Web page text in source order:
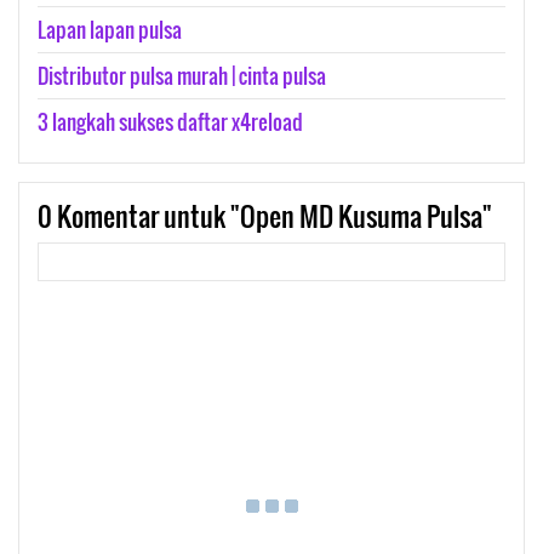
Lapan lapan pulsa
Distributor pulsa murah | cinta pulsa
3 langkah sukses daftar x4reload
0Komentar untuk "Open MD Kusuma Pulsa"